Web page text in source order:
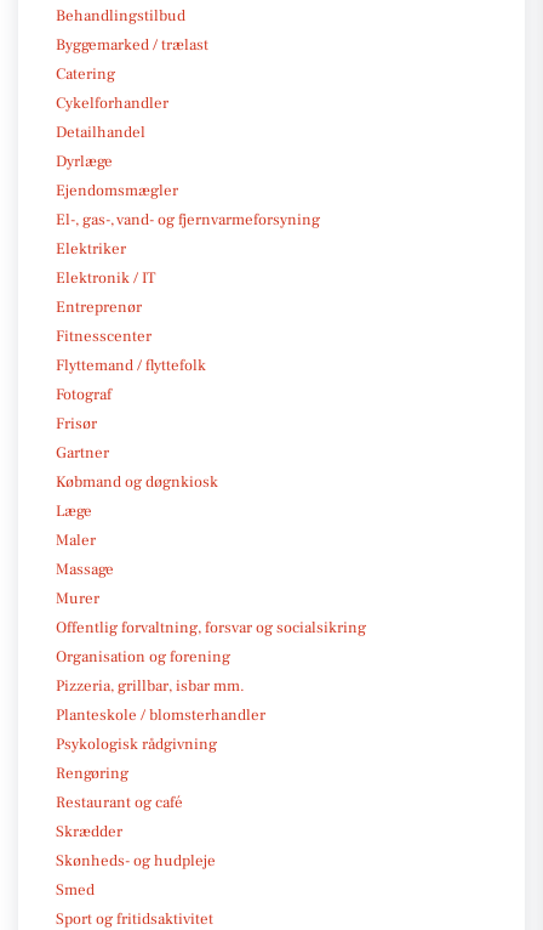
Behandlingstilbud
Byggemarked / trælast
Catering
Cykelforhandler
Detailhandel
Dyrlæge
Ejendomsmægler
El-, gas-, vand- og fjernvarmeforsyning
Elektriker
Elektronik / IT
Entreprenør
Fitnesscenter
Flyttemand / flyttefolk
Fotograf
Frisør
Gartner
Købmand og døgnkiosk
Læge
Maler
Massage
Murer
Offentlig forvaltning, forsvar og socialsikring
Organisation og forening
Pizzeria, grillbar, isbar mm.
Planteskole / blomsterhandler
Psykologisk rådgivning
Rengøring
Restaurant og café
Skrædder
Skønheds- og hudpleje
Smed
Sport og fritidsaktivitet